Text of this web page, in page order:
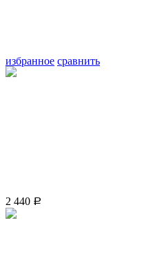
избранное сравнить
2 440 Р